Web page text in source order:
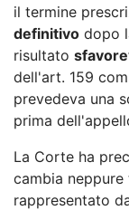
il termine
definitivo dopo
risultato
dell'art. 159
prevedeva una
prima
La Corte ha
cambia
rappresentato